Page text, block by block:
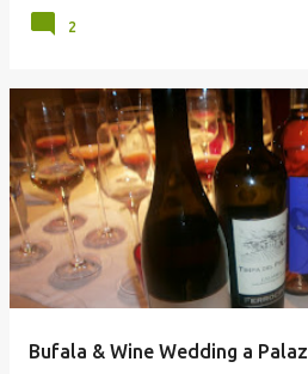
2
Bufala & Wine Wedding a